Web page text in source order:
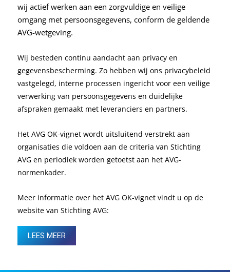
wij actief werken aan een zorgvuldige en veilige
omgang met persoonsgegevens, conform de geldende
AVG-wetgeving.
Wij besteden continu aandacht aan privacy en
gegevensbescherming. Zo hebben wij ons privacybeleid
vastgelegd, interne processen ingericht voor een veilige
verwerking van persoonsgegevens en duidelijke
afspraken gemaakt met leveranciers en partners.
Het AVG OK-vignet wordt uitsluitend verstrekt aan
organisaties die voldoen aan de criteria van Stichting
AVG en periodiek worden getoetst aan het AVG-
normenkader.
Meer informatie over het AVG OK-vignet vindt u op de
website van Stichting AVG:
LEES MEER